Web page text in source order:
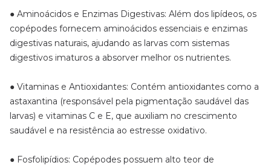
● Aminoácidos e Enzimas Digestivas: Além dos lipídeos, os
copépodes fornecem aminoácidos essenciais e enzimas
digestivas naturais, ajudando as larvas com sistemas
digestivos imaturos a absorver melhor os nutrientes.
● Vitaminas e Antioxidantes: Contém antioxidantes como a
astaxantina (responsável pela pigmentação saudável das
larvas) e vitaminas C e E, que auxiliam no crescimento
saudável e na resistência ao estresse oxidativo.
● Fosfolipídios: Copépodes possuem alto teor de